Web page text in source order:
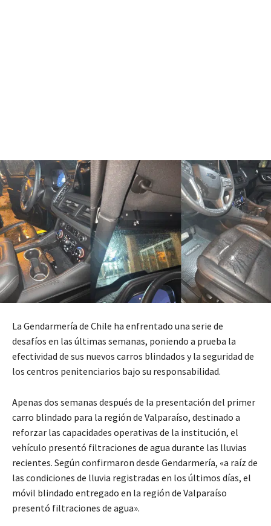
La Gendarmería de Chile ha enfrentado una serie de
desafíos en las últimas semanas, poniendo a prueba la
efectividad de sus nuevos carros blindados y la seguridad de
los centros penitenciarios bajo su responsabilidad.
Apenas dos semanas después de la presentación del primer
carro blindado para la región de Valparaíso, destinado a
reforzar las capacidades operativas de la institución, el
vehículo presentó filtraciones de agua durante las lluvias
recientes. Según confirmaron desde Gendarmería, «a raíz de
las condiciones de lluvia registradas en los últimos días, el
móvil blindado entregado en la región de Valparaíso
presentó filtraciones de agua».